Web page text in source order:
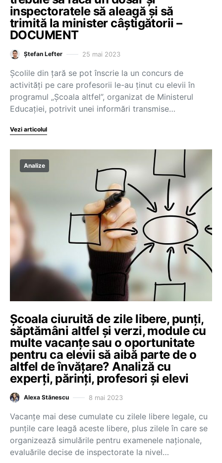
inspectoratele să aleagă și să
trimită la minister câștigătorii –
DOCUMENT
Ștefan Lefter 25 mai 2023
Școlile din țară se pot înscrie la un concurs de
activități pe care profesorii le-au ținut cu elevii în
programul „Școala altfel”, organizat de Ministerul
Educației, potrivit unei informări transmise…
Vezi articolul
Analize
Școala ciuruită de zile libere, punți,
săptămâni altfel și verzi, module cu
multe vacanțe sau o oportunitate
pentru ca elevii să aibă parte de o
altfel de învățare? Analiză cu
experți, părinți, profesori și elevi
Alexa Stănescu 8 mai 2023
Vacanțe mai dese cumulate cu zilele libere legale, cu
punțile care leagă aceste libere, plus zilele în care se
organizează simulările pentru examenele naționale,
evaluările decise de inspectorate la nivel…